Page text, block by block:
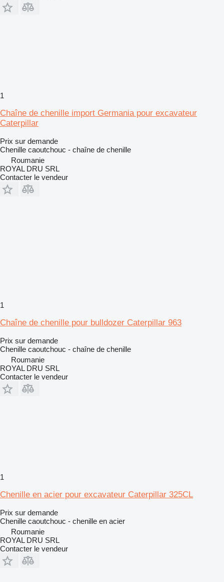
1
Chaîne de chenille import Germania pour excavateur
Caterpillar
Prix sur demande
Chenille caoutchouc - chaîne de chenille
Roumanie
ROYAL DRU SRL
Contacter le vendeur
1
Chaîne de chenille pour bulldozer Caterpillar 963
Prix sur demande
Chenille caoutchouc - chaîne de chenille
Roumanie
ROYAL DRU SRL
Contacter le vendeur
1
Chenille en acier pour excavateur Caterpillar 325CL
Prix sur demande
Chenille caoutchouc - chenille en acier
Roumanie
ROYAL DRU SRL
Contacter le vendeur